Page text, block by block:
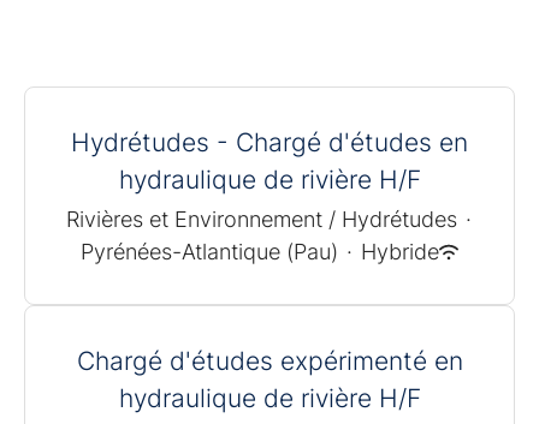
Hydrétudes - Chargé d'études en
hydraulique de rivière H/F
Rivières et Environnement / Hydrétudes ·
Pyrénées-Atlantique (Pau) · Hybride
Chargé d'études expérimenté en
hydraulique de rivière H/F